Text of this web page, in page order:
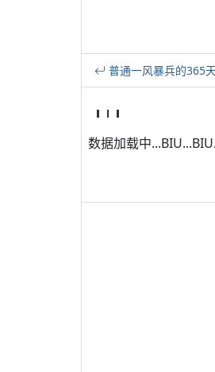
普通一风暴兵的365
数据加载中